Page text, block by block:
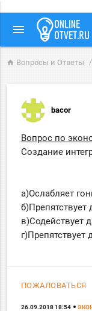
menu
home Вопросы и Ответы
bacor
Вопрос по
Создание
а)Ослабляет
в)Содействует
ПОЖАЛОВАТЬСЯ
26.09.2018 18:54